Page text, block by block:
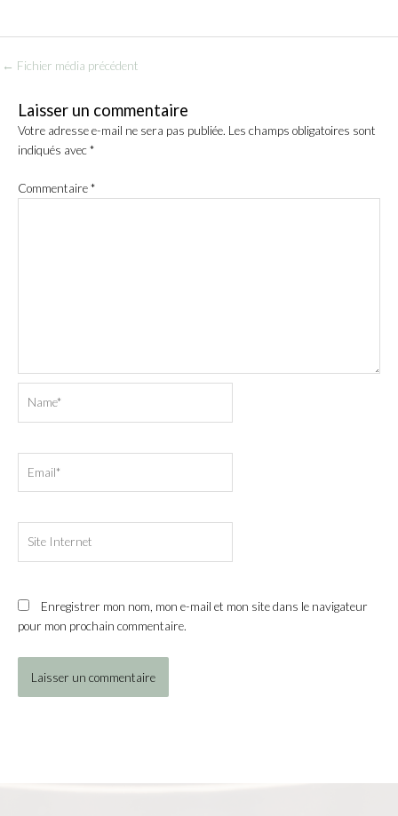
← Fichier média précédent
Laisser un commentaire
Votre adresse e-mail ne sera pas publiée. Les champs obligatoires sont
indiqués avec*
Commentaire*
Internet
Enregistrer mon nom, mon e-mail et mon site dans le navigateur
pour mon prochain commentaire.